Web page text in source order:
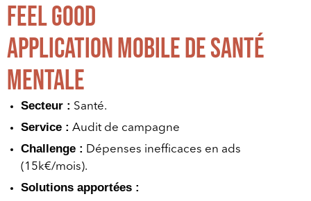
Feel Good
Application mobile de santé
mentale
Secteur : Santé.
Service : Audit de campagne
Challenge : Dépenses inefficaces en ads
(15k€/mois).
Solutions apportées :